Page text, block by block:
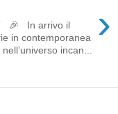
›
🎉 In arrivo il
in contemporanea
incan...